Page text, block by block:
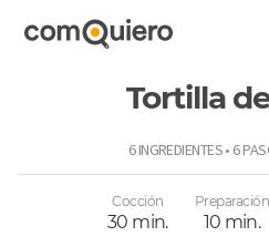
Tortilla
6 INGREDIENTES • 6
Cocción
30 min.
Preparación
10 min.